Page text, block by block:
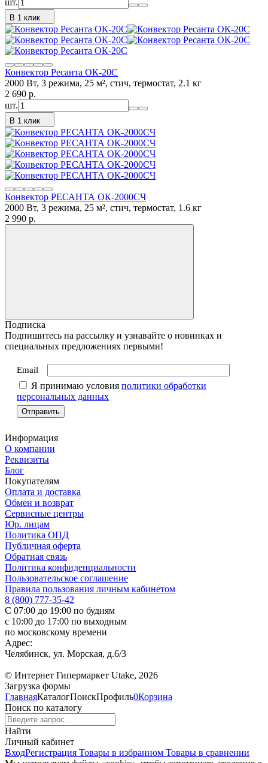
В 1 клик
Конвектор Ресанта ОК-20С
2000 Вт, 3 режима, 25 м², стич, термостат, 2.1 кг
2 690 p.
шт.
В 1 клик
Конвектор РЕСАНТА ОК-2000СЧ
2000 Вт, 3 режима, 25 м², стич, термостат, 1.6 кг
2 990 p.
Подписка
Подпишитесь на рассылку и узнавайте о новинках и
специальных предложениях первыми!
Email
Я принимаю условия политики обработки
персональных данных
Информация
О компании
Реквизиты
Блог
Покупателям
Оплата и доставка
Обмен и возврат
Сервисные центры
Юр. лицам
Политика ОПД
Публичная оферта
Обратная связь
Политика конфиденциальности
Пользовательское соглашение
Правила пользования личным кабинетом
8 (800) 777-35-42
С 07:00 до 19:00 по будням
с 10:00 до 17:00 по выходным
по московскому времени
Адрес:
Челябинск, ул. Морская, д.6/3
© Интернет Гипермаркет Utake, 2026
Загрузка формы
ГлавнаяКаталогПоискПрофиль0Корзина
Поиск по каталогу
Найти
Личный кабинет
ВходРегистрация Товары в избранном Товары в сравнении